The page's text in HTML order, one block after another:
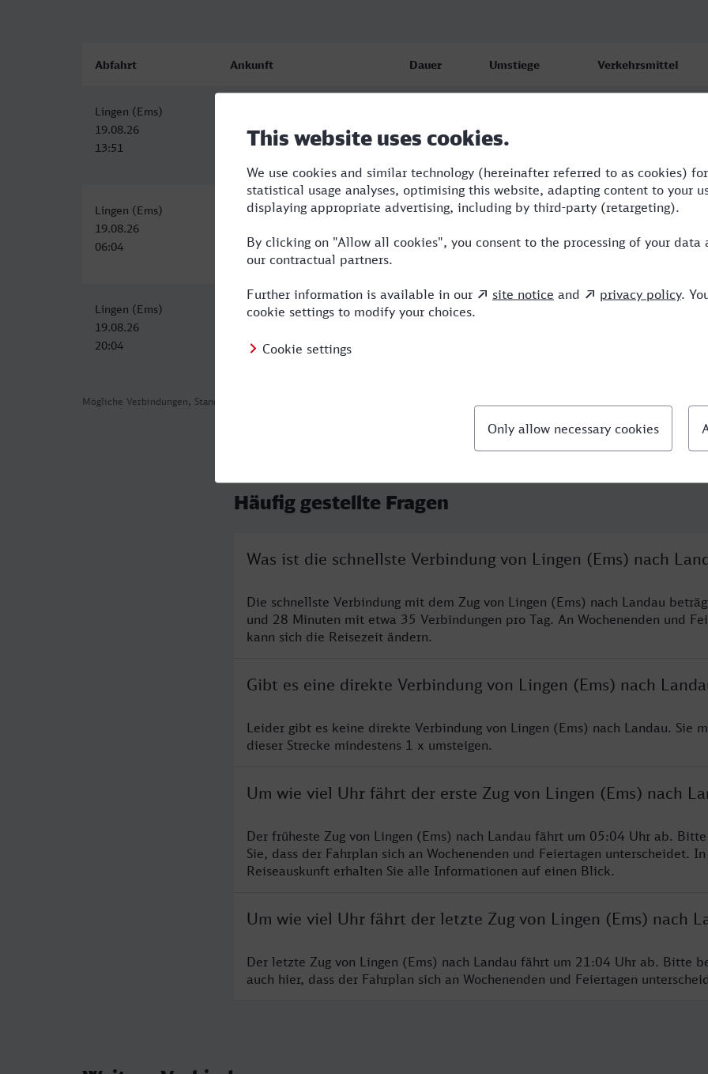
Mögliche Verbindungen, Stand: 2026-08-05 11:38
Abfahrt Ankunft Dauer Umstiege Verkehrsmittel
Lingen (Ems)
19.08.26
13:51
19.08.26
19:19
Lingen (Ems)
19.08.26
06:04
Landau (Pfalz) Hbf
12:19
6:15 3 RB,WFB,RE,ICE
Lingen (Ems)
19.08.26
20:04
Landau (Pfalz) Hbf
07:13
11:09
Häufig gestellte Fragen
Was ist die schnellste Verbindung von Lingen (Ems) nach
Die schnellste Verbindung mit dem Zug von Lingen (Ems) nach Landau
und 28 Minuten mit etwa 35 Verbindungen pro Tag. An Wochenenden und
kann sich die Reisezeit ändern.
Gibt es eine direkte Verbindung von Lingen (Ems) nach
Leider gibt es keine direkte Verbindung von Lingen (Ems) nach Landau. Sie
dieser Strecke mindestens 1 x umsteigen.
Um wie viel Uhr fährt der erste Zug von Lingen (Ems) nach
Der früheste Zug von Lingen (Ems) nach Landau fährt um 05:04 Uhr ab.
Sie, dass der Fahrplan sich an Wochenenden und Feiertagen unterscheidet.
Reiseauskunft erhalten Sie alle Informationen auf einen Blick.
Um wie viel Uhr fährt der letzte Zug von Lingen (Ems) nach
Der letzte Zug von Lingen (Ems) nach Landau fährt um 21:04 Uhr ab. Bitte
auch hier, dass der Fahrplan sich an Wochenenden und Feiertagen